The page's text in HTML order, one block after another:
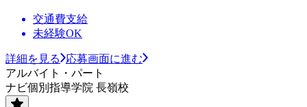
交通費支給
未経験OK
詳細を見る
応募画面に進む
アルバイト・パート
ナビ個別指導学院 長嶺校